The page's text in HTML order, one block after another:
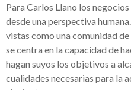
Para Carlos Llano los
desde una perspectiva humana
vistas como una comunidad
se centra en la capacidad de
hagan suyos los objetivos a
cualidades necesarias para la